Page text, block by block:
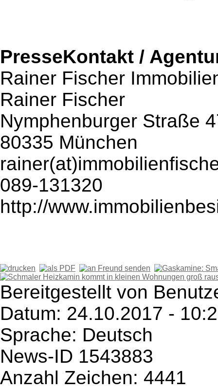
PresseKontakt /
Rainer Fischer
Rainer Fischer
Nymphenburger Straße
80335 München
089-131320
http://
Bereitgestellt von
Datum: 24.10.2017 -
Sprache: Deutsch
News-ID 1543883
Anzahl Zeichen: 4441